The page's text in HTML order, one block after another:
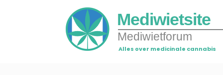
Mediwietsite
Mediwietforum
Alles over medicinale cannabis